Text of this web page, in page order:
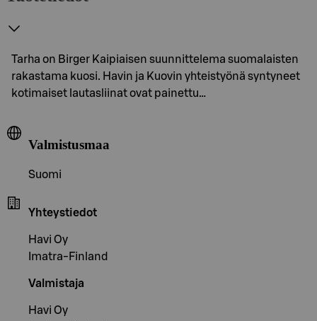
Tarha on Birger Kaipiaisen suunnittelema suomalaisten
rakastama kuosi. Havin ja Kuovin yhteistyönä syntyneet
kotimaiset lautasliinat ovat painettu…
Valmistusmaa
Suomi
Yhteystiedot
Havi Oy
Imatra-Finland
Valmistaja
Havi Oy